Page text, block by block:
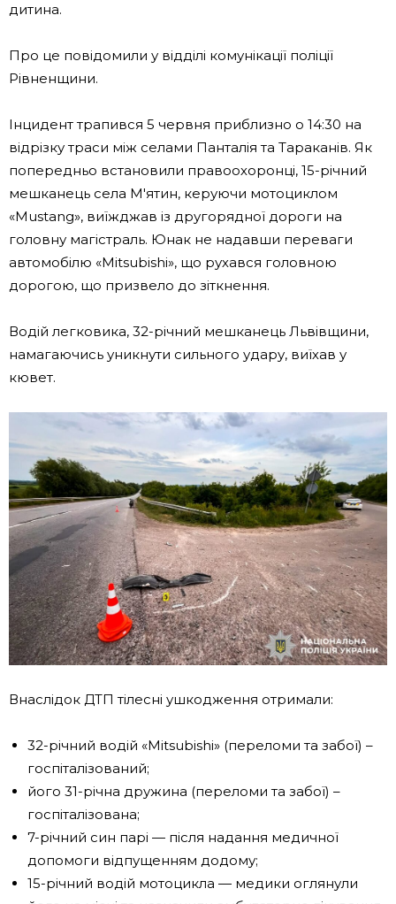
дитина.
Про це повідомили у відділі комунікації поліції
Рівненщини.
Інцидент трапився 5 червня приблизно о 14:30 на
відрізку траси між селами Панталія та Тараканів. Як
попередньо встановили правоохоронці, 15-річний
мешканець села М'ятин, керуючи мотоциклом
«Mustang», виїжджав із другорядної дороги на
головну магістраль. Юнак не надавши переваги
автомобілю «Mitsubishi», що рухався головною
дорогою, що призвело до зіткнення.
Водій легковика, 32-річний мешканець Львівщини,
намагаючись уникнути сильного удару, виїхав у
кювет.
Внаслідок ДТП тілесні ушкодження отримали:
32-річний водій «Mitsubishi» (переломи та забої) –
госпіталізований;
його 31-річна дружина (переломи та забої) –
госпіталізована;
7-річний син парі — після надання медичної
допомоги відпущенням додому;
15-річний водій мотоцикла — медики оглянули